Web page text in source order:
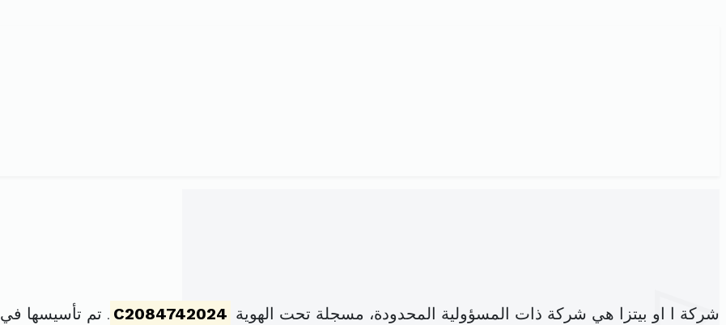
شركة ا او بيتزا هي شركة ذات المسؤولية المحدودة، مسجلة تحت الهوية C2084742024 . تم تأسيسها في 2 جانفي 2024 برأس مال قدره